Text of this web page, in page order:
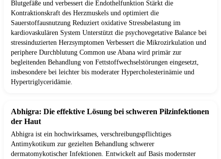
Blutgefäße und verbessert die Endothelfunktion Stärkt die
Kontraktionskraft des Herzmuskels und optimiert die
Sauerstoffausnutzung Reduziert oxidative Stressbelastung im
kardiovaskulären System Unterstützt die psychovegetative Balance bei
stressinduzierten Herzsymptomen Verbessert die Mikrozirkulation und
periphere Durchblutung Common use Abana wird primär zur
begleitenden Behandlung von Fettstoffwechselstörungen eingesetzt,
insbesondere bei leichter bis moderater Hypercholesterinämie und
Hypertriglyceridämie.
Abhigra: Die effektive Lösung bei schweren Pilzinfektionen
der Haut
Abhigra ist ein hochwirksames, verschreibungspflichtiges
Antimykotikum zur gezielten Behandlung schwerer
dermatomykotischer Infektionen. Entwickelt auf Basis modernster